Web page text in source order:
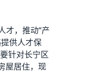
才，推动“产
供人才保
针对长宁区
屋居住，现